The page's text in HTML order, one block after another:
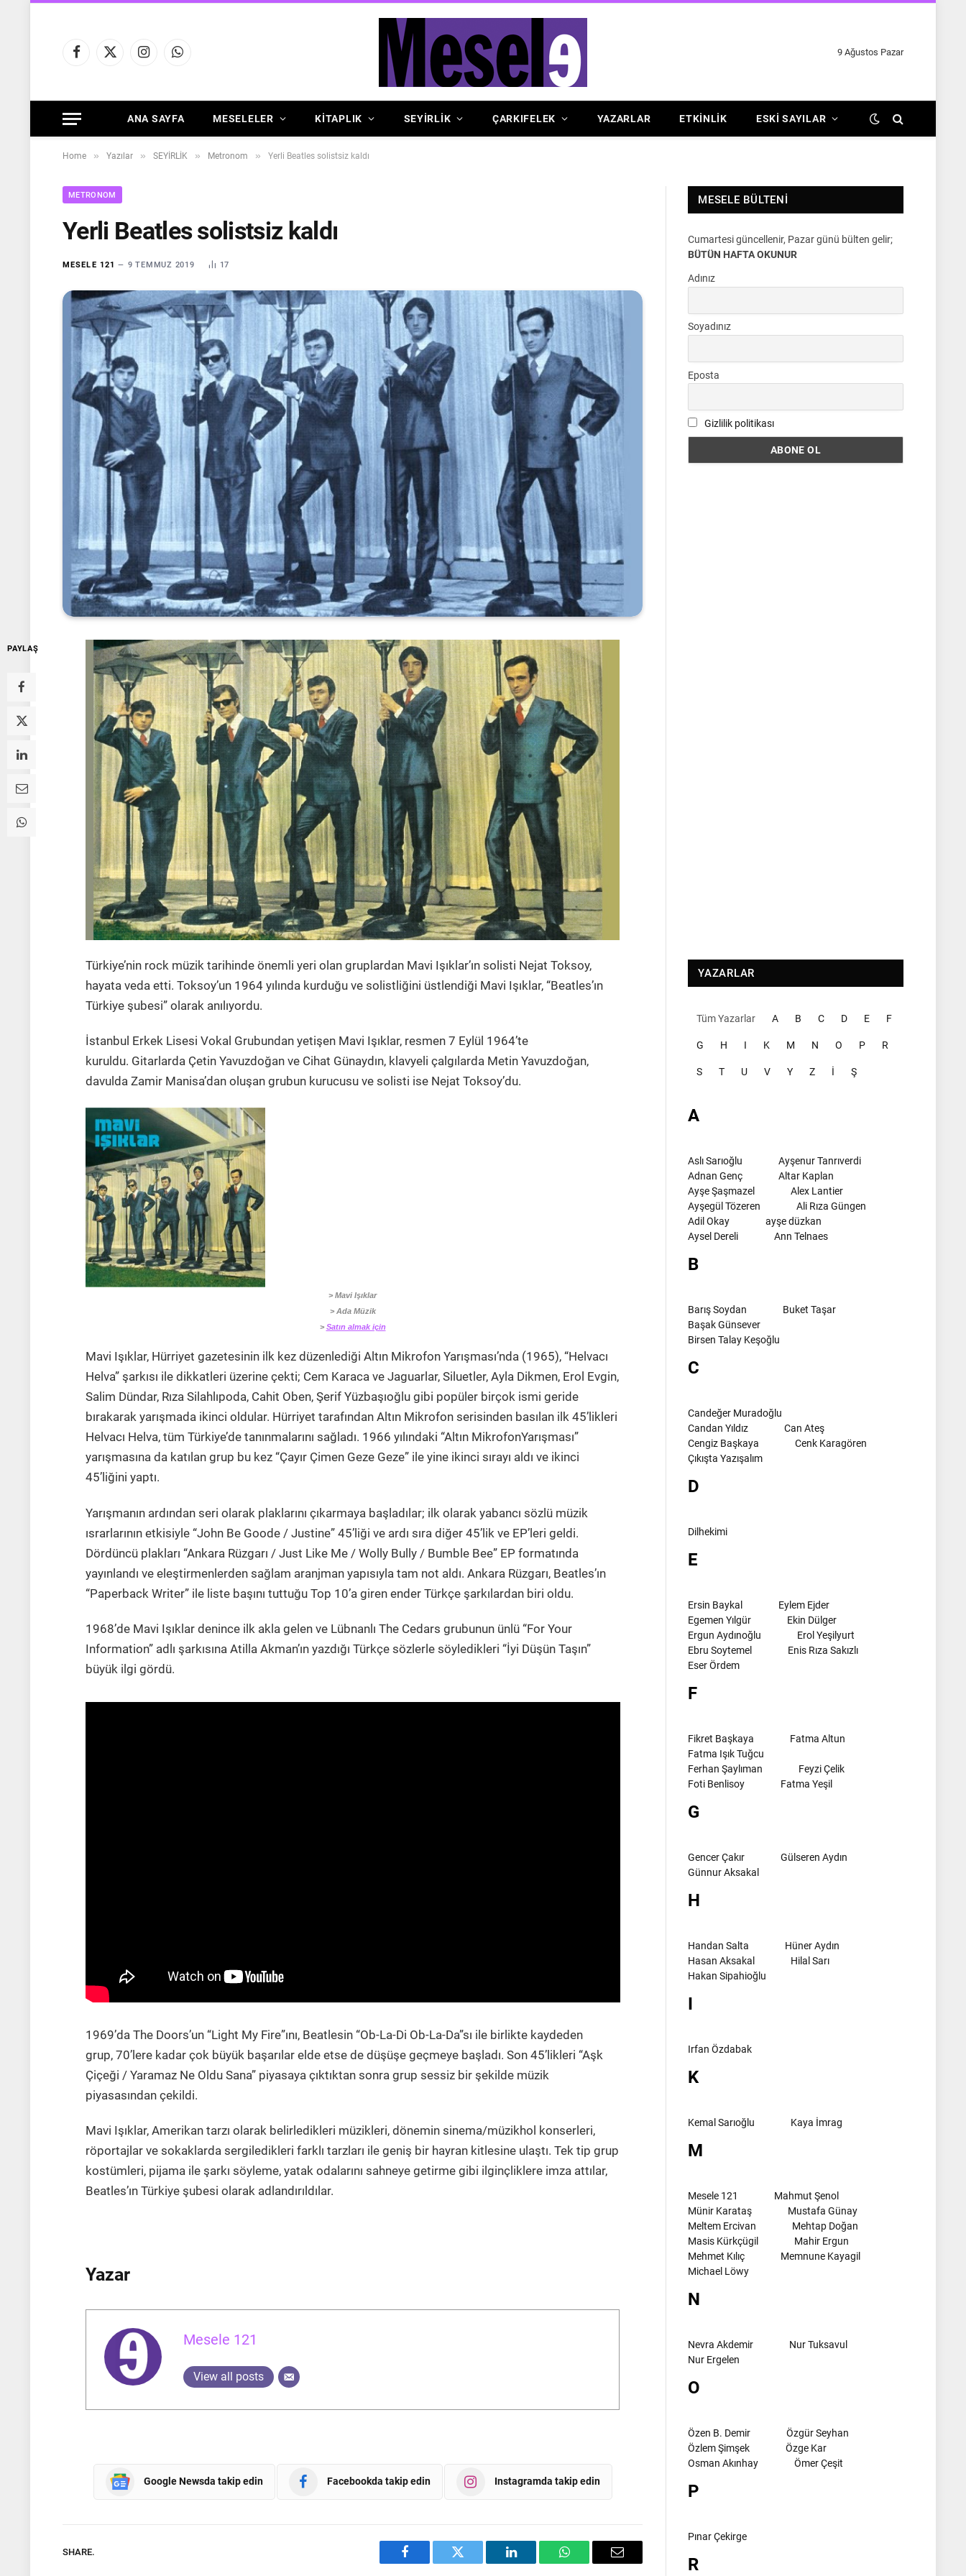
Facebook
X
InstagramWhatsApp
9 Ağustos Pazar
ANA SAYFA MESELELER KİTAPLIK SEYİRLİK ÇARKIFELEK YAZARLAR ETKINLIK ESKI SAYILAR
Home » Yazılar » SEYİRLİK » Metronom » Yerli Beatles solistsiz kaldı
METRONOM
Yerli Beatles solistsiz kaldı
MESELE 121 9 TEMMUZ 2019 17
PAYLAŞ
Türkiye’nin rock müzik tarihinde önemli yeri olan gruplardan Mavi Işıklar’ın solisti Nejat Toksoy,
hayata veda etti. Toksoy’un 1964 yılında kurduğu ve solistliğini üstlendiği Mavi Işıklar, “Beatles’ın
Türkiye şubesi” olarak anılıyordu.
İstanbul Erkek Lisesi Vokal Grubundan yetişen Mavi Işıklar, resmen 7 Eylül 1964’te
kuruldu. Gitarlarda Çetin Yavuzdoğan ve Cihat Günaydın, klavyeli çalgılarda Metin Yavuzdoğan,
davulda Zamir Manisa’dan oluşan grubun kurucusu ve solisti ise Nejat Toksoy’du.
> Mavi Işıklar
> Ada Müzik
> Satın almak için
Mavi Işıklar, Hürriyet gazetesinin ilk kez düzenlediği Altın Mikrofon Yarışması’nda (1965), “Helvacı
Helva” şarkısı ile dikkatleri üzerine çekti; Cem Karaca ve Jaguarlar, Siluetler, Ayla Dikmen, Erol Evgin,
Salim Dündar, Rıza Silahlıpoda, Cahit Oben, Şerif Yüzbaşıoğlu gibi popüler birçok ismi geride
bırakarak yarışmada ikinci oldular. Hürriyet tarafından Altın Mikrofon serisinden basılan ilk 45’likleri
Helvacı Helva, tüm Türkiye’de tanınmalarını sağladı. 1966 yılındaki “Altın MikrofonYarışması”
yarışmasına da katılan grup bu kez “Çayır Çimen Geze Geze” ile yine ikinci sırayı aldı ve ikinci
45’liğini yaptı.
Yarışmanın ardından seri olarak plaklarını çıkarmaya başladılar; ilk olarak yabancı sözlü müzik
ısrarlarının etkisiyle “John Be Goode / Justine” 45’liği ve ardı sıra diğer 45’lik ve EP’leri geldi.
Dördüncü plakları “Ankara Rüzgarı / Just Like Me / Wolly Bully / Bumble Bee” EP formatında
yayınlandı ve eleştirmenlerden sağlam aranjman yapısıyla tam not aldı. Ankara Rüzgarı, Beatles’ın
“Paperback Writer” ile liste başını tuttuğu Top 10’a giren ender Türkçe şarkılardan biri oldu.
1968’de Mavi Işıklar denince ilk akla gelen ve Lübnanlı The Cedars grubunun ünlü “For Your
Information” adlı şarkısına Atilla Akman’ın yazdığı Türkçe sözlerle söyledikleri “İyi Düşün Taşın”
büyük ilgi gördü.
1969’da The Doors’un “Light My Fire”ını, Beatlesin “Ob-La-Di Ob-La-Da”sı ile birlikte kaydeden
grup, 70’lere kadar çok büyük başarılar elde etse de düşüşe geçmeye başladı. Son 45’likleri “Aşk
Çiçeği / Yaramaz Ne Oldu Sana” piyasaya çıktıktan sonra grup sessiz bir şekilde müzik
piyasasından çekildi.
Mavi Işıklar, Amerikan tarzı olarak belirledikleri müzikleri, dönemin sinema/müzikhol konserleri,
röportajlar ve sokaklarda sergiledikleri farklı tarzları ile geniş bir hayran kitlesine ulaştı. Tek tip grup
kostümleri, pijama ile şarkı söyleme, yatak odalarını sahneye getirme gibi ilginçliklere imza attılar,
Beatles’ın Türkiye şubesi olarak adlandırıldılar.
Yazar
Mesele 121
View all posts
Google Newsda takip edin Facebookda takip edin Instagramda takip edin
SHARE.
Facebook Twitter LinkedIn WhatsAppEmail
MESELE BÜLTENI
Cumartesi güncellenir, Pazar günü bülten gelir;
BÜTÜN HAFTA OKUNUR
Adınız
Soyadınız
Eposta
Gizlilik politikası
YAZARLAR
Tüm Yazarlar A B C D E F
G H I K M N O P R
S T U V Y Z İ Ş
A
Aslı Sarıoğlu
Ayşenur Tanrıverdi
Adnan Genç
Altar Kaplan
Ayşe Şaşmazel
Alex Lantier
Ayşegül Tözeren
Ali Rıza Güngen
Adil Okay
ayşe düzkan
Aysel Dereli
Ann Telnaes
B
Barış Soydan
Buket Taşar
Başak Günsever
Birsen Talay Keşoğlu
C
Candeğer Muradoğlu
Candan Yıldız
Can Ateş
Cengiz Başkaya
Cenk Karagören
Çıkışta Yazışalım
D
Dilhekimi
E
Ersin Baykal
Eylem Ejder
Egemen Yılgür
Ekin Dülger
Ergun Aydınoğlu
Erol Yeşilyurt
Ebru Soytemel
Enis Rıza Sakızlı
Eser Ördem
F
Fikret Başkaya
Fatma Altun
Fatma Işık Tuğcu
Ferhan Şaylıman
Feyzi Çelik
Foti Benlisoy
Fatma Yeşil
G
Gencer Çakır
Gülseren Aydın
Günnur Aksakal
H
Handan Salta
Hüner Aydın
Hasan Aksakal
Hilal Sarı
Hakan Sipahioğlu
I
Irfan Özdabak
K
Kemal Sarıoğlu Kaya İmrag
M
Mesele 121
Mahmut Şenol
Münir Karataş
Mustafa Günay
Meltem Ercivan
Mehtap Doğan
Masis Kürkçügil
Mahir Ergun
Mehmet Kılıç
Memnune Kayagil
Michael Löwy
N
Nevra Akdemir
Nur Tuksavul
Nur Ergelen
O
Özen B. Demir
Özgür Seyhan
Özlem Şimşek
Özge Kar
Osman Akınhay
Ömer Çeşit
P
Pınar Çekirge
R